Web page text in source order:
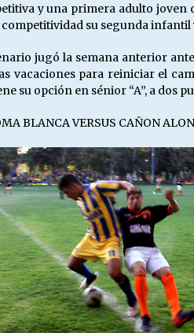
y una primera adulto joven
su segunda infantil
jugó la semana anterior
vacaciones para reiniciar el
su opción en sénior “A”, a dos
BLANCA VERSUS CAÑON